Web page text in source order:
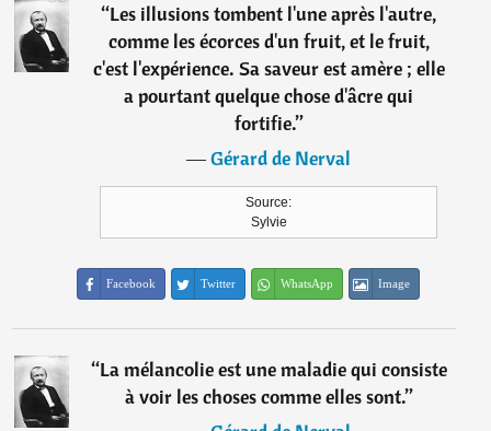
“Les illusions tombent l'une après l'autre,
comme les écorces d'un fruit, et le fruit,
c'est l'expérience. Sa saveur est amère ; elle
a pourtant quelque chose d'âcre qui
fortifie.”
―Gérard de Nerval
Source:
Sylvie
Facebook Twitter WhatsApp Image
“La mélancolie est une maladie qui consiste
à voir les choses comme elles sont.”